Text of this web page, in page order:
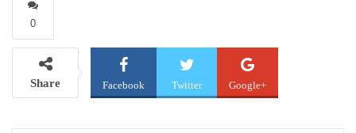
0
Share Facebook Twitter Google+